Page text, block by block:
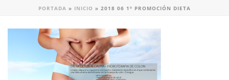
PORTADA » INICIO » 2018 06 1º PROMOCIÓN DIETA